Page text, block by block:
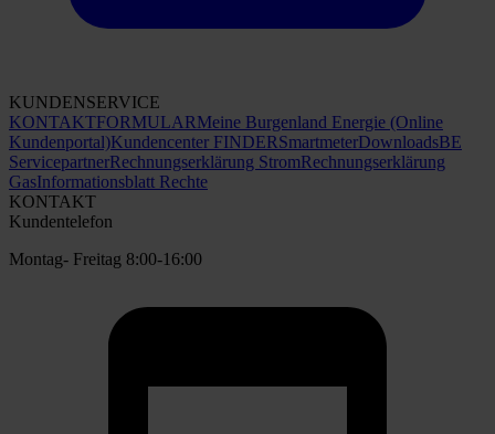
KUNDENSERVICE
KONTAKTFORMULARMeine Burgenland Energie (Online
Kundenportal)Kundencenter FINDERSmartmeterDownloadsBE
ServicepartnerRechnungserklärung StromRechnungserklärung
GasInformationsblatt Rechte
KONTAKT
Kundentelefon
Montag- Freitag 8:00-16:00